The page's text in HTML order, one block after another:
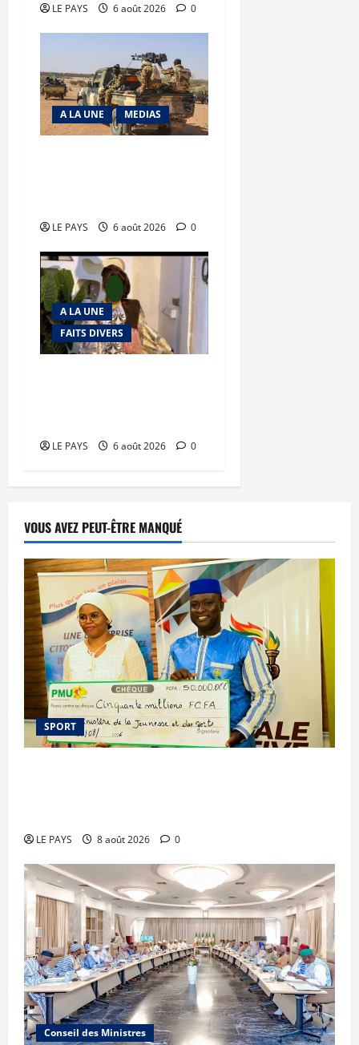
LE PAYS 6 août 2026 0
A LA UNE MEDIAS
LE PAYS 6 août 2026 0
A LA UNE
FAITS DIVERS
LE PAYS 6 août 2026 0
VOUS AVEZ PEUT-ÊTRE MANQUÉ
SPORT
LE PAYS 8 août 2026 0
Conseil des Ministres